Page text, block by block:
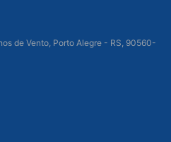
de Vento, Porto Alegre - RS, 90560-